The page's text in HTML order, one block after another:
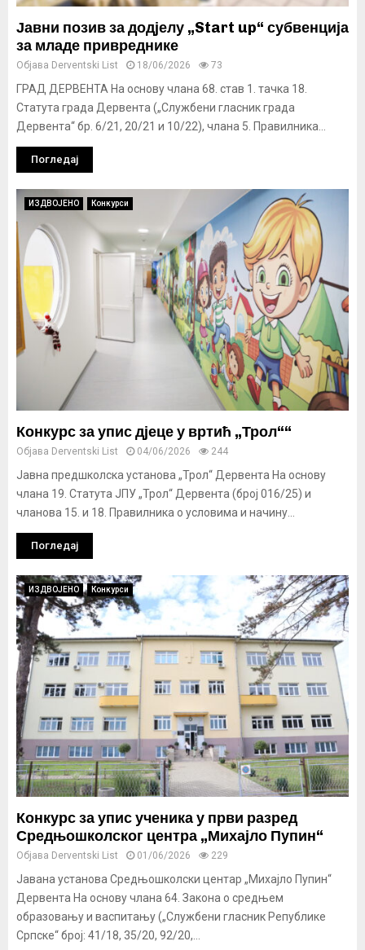
Јавни позив за додјелу „Start up“ субвенција
за младе привреднике
Објава Derventski List 18/06/2026 73
ГРАД ДЕРВЕНТА На основу члана 68. став 1. тачка 18.
Статута града Дервента („Службени гласник града
Дервента“ бр. 6/21, 20/21 и 10/22), члана 5. Правилника...
Погледај
ИЗДВОЈЕНО Конкурси
Конкурс за упис дјеце у вртић „Трол““
Објава Derventski List 04/06/2026 244
Јавна предшколска установа „Трол“ Дервента На основу
члана 19. Статута ЈПУ „Трол“ Дервента (број 016/25) и
чланова 15. и 18. Правилника о условима и начину...
Погледај
ИЗДВОЈЕНО Конкурси
Конкурс за упис ученика у први разред
Средњошколског центра „Михајло Пупин“
Објава Derventski List 01/06/2026 229
Јавана установа Средњошколски центар „Михајло Пупин“
Дервента На основу члана 64. Закона о средњем
образовању и васпитању („Службени гласник Републике
Српске“ број: 41/18, 35/20, 92/20,...